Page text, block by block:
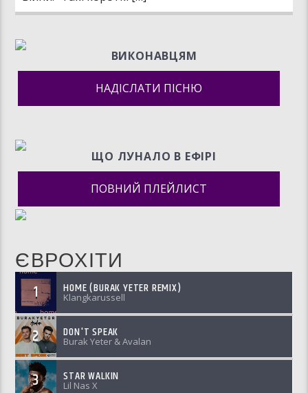
ВИКОНАВЦЯМ
НАДІСЛАТИ ПІСНЮ
ЩО ЛУНАЛО В ЕФIРI
ПОВНИЙ ПЛЕЙЛИСТ
ЄВРОХІТИ
1 HOME (BURAK YETER REMIX)
Klangkarussell
2 DON'T SPEAK
Burak Yeter & Avalan
3 STAR WALKIN
Lil Nas X